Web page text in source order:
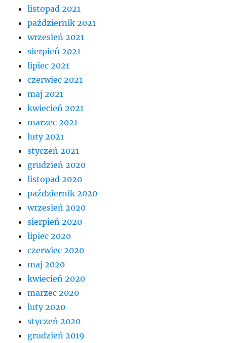
listopad 2021
październik 2021
wrzesień 2021
sierpień 2021
lipiec 2021
czerwiec 2021
maj 2021
kwiecień 2021
marzec 2021
luty 2021
styczeń 2021
grudzień 2020
listopad 2020
październik 2020
wrzesień 2020
sierpień 2020
lipiec 2020
czerwiec 2020
maj 2020
kwiecień 2020
marzec 2020
luty 2020
styczeń 2020
grudzień 2019